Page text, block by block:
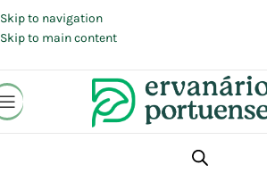
Skip to navigation
Skip to main content
Suplementos alimentares